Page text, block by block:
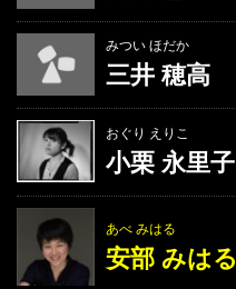
みつい ほだか
三井 穂高
おぐり えりこ
小栗 永里子
あべ みはる
安部 みはる